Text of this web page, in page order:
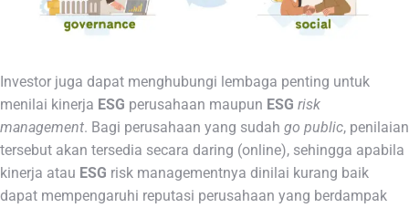
Investor juga dapat menghubungi lembaga penting untuk
menilai kinerja ESG perusahaan maupun ESG risk
management. Bagi perusahaan yang sudah go public, penilaian
tersebut akan tersedia secara daring (online), sehingga apabila
kinerja atau ESG risk managementnya dinilai kurang baik
dapat mempengaruhi reputasi perusahaan yang berdampak